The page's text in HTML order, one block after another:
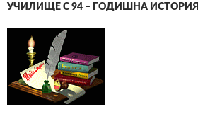
УЧИЛИЩЕ С 94 – ГОДИШНА ИСТОРИЯ